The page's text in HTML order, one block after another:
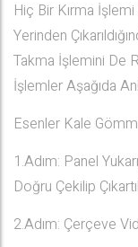
Hiç Bir Kırma
Yerinden
Takma İşlemini De
İşlemler Aşağıda
Esenler Kale
1.Adım: Panel
Doğru Çekilip
2.Adım: Çerçeve